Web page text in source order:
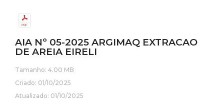
AIA Nº 05-2025 ARGIMAQ EXTRACAO
DE AREIA EIRELI
Tamanho: 4.00 MB
Criado: 01/10/2025
Atualizado: 01/10/2025